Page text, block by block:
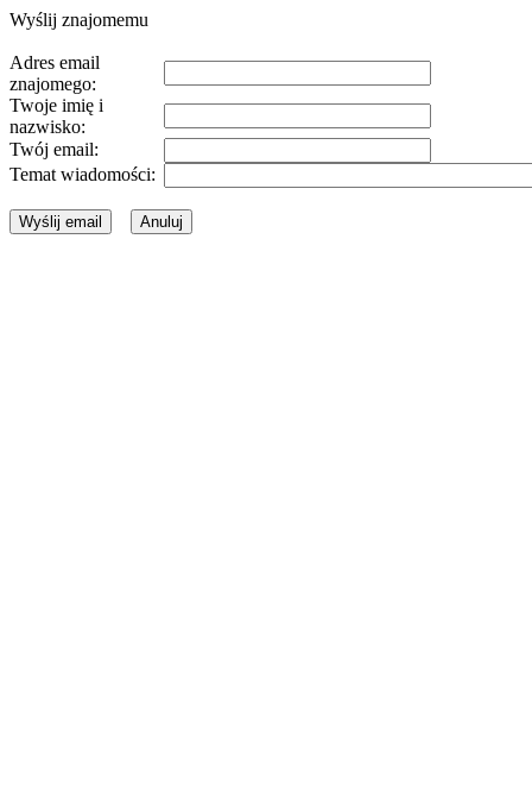
Wyślij znajomemu
Adres email
znajomego:
Twoje imię i
nazwisko:
Twój email:
Temat wiadomości: